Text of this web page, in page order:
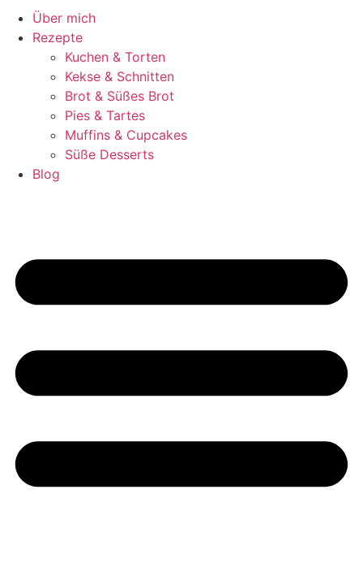
Über mich
Rezepte
Kuchen & Torten
Kekse & Schnitten
Brot & Süßes Brot
Pies & Tartes
Muffins & Cupcakes
Süße Desserts
Blog